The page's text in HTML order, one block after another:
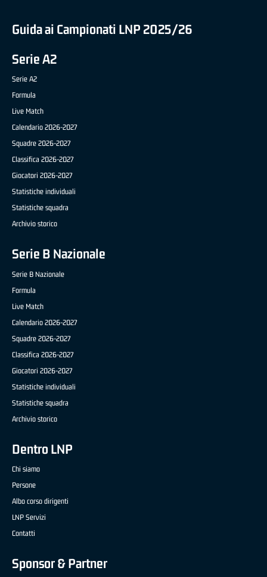
Guida ai Campionati LNP 2025/26
Serie A2
Serie A2
Formula
Live Match
Calendario 2026-2027
Squadre 2026-2027
Classifica 2026-2027
Giocatori 2026-2027
Statistiche individuali
Statistiche squadra
Archivio storico
Serie B Nazionale
Serie B Nazionale
Formula
Live Match
Calendario 2026-2027
Squadre 2026-2027
Classifica 2026-2027
Giocatori 2026-2027
Statistiche individuali
Statistiche squadra
Archivio storico
Dentro LNP
Chi siamo
Persone
Albo corso dirigenti
LNP Servizi
Contatti
Sponsor & Partner